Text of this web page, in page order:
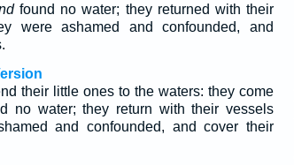
found no water; they returned with their
were ashamed and confounded, and
their little ones to the waters: they come
no water; they return with their vessels
and confounded, and cover their